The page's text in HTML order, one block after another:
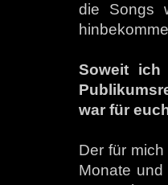
die Songs
Soweit
war für
Der für
Monate